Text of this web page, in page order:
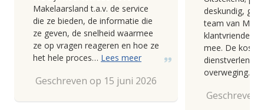
Makelaarsland t.a.v. de service
die ze bieden, de informatie die
ze geven, de snelheid waarmee
ze op vragen reageren en hoe ze
het hele proces… Lees meer
Geschreven op 15 juni 2026
deskundig,
team van
klantvriendelijk
mee. De
overweging.
Geschreven